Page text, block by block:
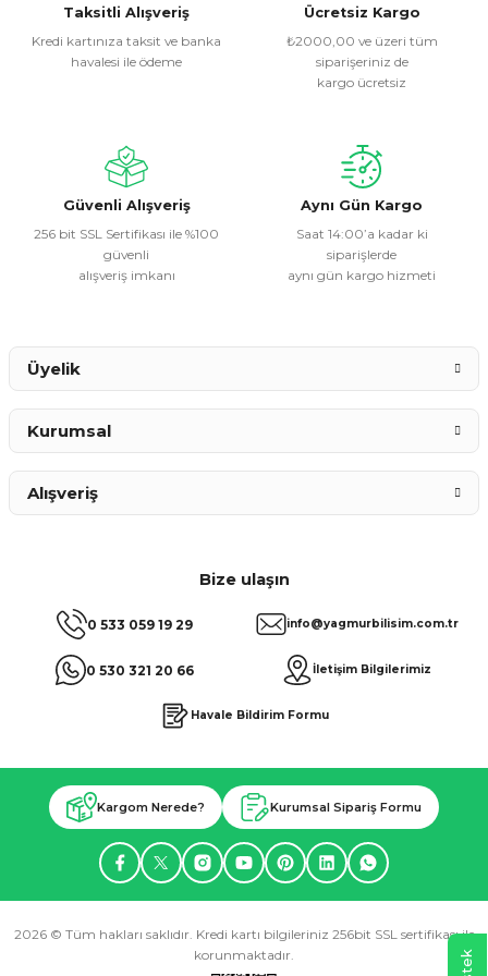
Görüş ve önerileriniz için teşekkür ederiz.
Ürün resmi kalitesiz, bozuk veya görüntülenemiyor.
Ürün fiyatı diğer sitelerden daha pahalı.
Bu ürüne benzer farklı alternatifler olmalı.
Taksitli Alışveriş
Kredi kartınıza taksit ve banka
havalesi ile ödeme
Ücretsiz Kargo
₺2000,00 ve üzeri tüm
siparişeriniz de
kargo ücretsiz
Güvenli Alışveriş
256 bit SSL Sertifikası ile %100
güvenli
alışveriş imkanı
Aynı Gün Kargo
Saat 14:00’a kadar ki
siparişlerde
aynı gün kargo hizmeti
Bize ulaşın
0 533 059 19 29
0 530 321 20 66
info@yagmurbilisim.com.tr
İletişim Bilgilerimiz
Havale Bildirim Formu
Üyelik
Kurumsal
Alışveriş
Kargom Nerede? Kurumsal Sipariş Formu
2026 © Tüm hakları saklıdır. Kredi kartı bilgileriniz 256bit SSL sertifikası ile
korunmaktadır.